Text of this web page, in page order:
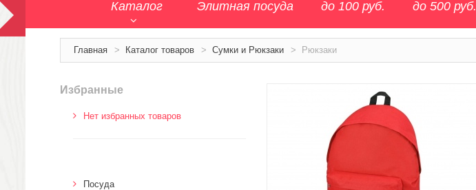
Каталог Элитная посуда до 100 руб. до 500 руб.
Главная > Каталог товаров > Сумки и Рюкзаки > Рюкзаки
Избранные
Нет избранных товаров
Посуда